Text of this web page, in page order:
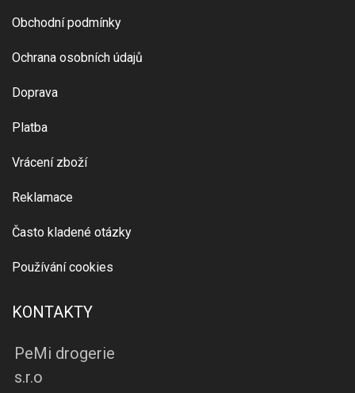
Obchodní podmínky
Ochrana osobních údajů
Doprava
Platba
Vrácení zboží
Reklamace
Často kladené otázky
Používání cookies
KONTAKTY
PeMi drogerie
s.r.o